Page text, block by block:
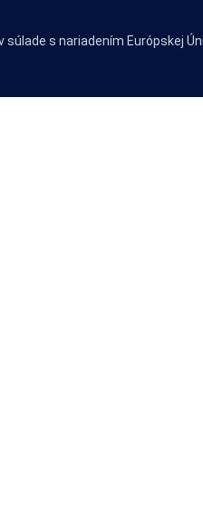
súlade s nariadením Európskej